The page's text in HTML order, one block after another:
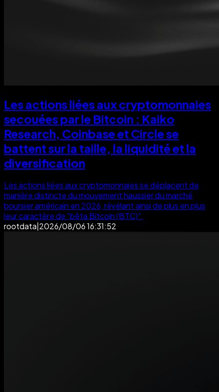
Les actions liées aux cryptomonnaies
secouées par le Bitcoin : Kaiko
Research, Coinbase et Circle se
battent sur la taille, la liquidité et la
diversification
Les actions liées aux cryptomonnaies se déplacent de
manière distincte du mouvement haussier du marché
boursier américain en 2026, révélant ainsi de plus en plus
leur caractère de "bêta Bitcoin (BTC)".
rootdata 2026/08/06 16:31:52